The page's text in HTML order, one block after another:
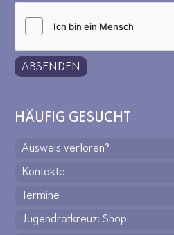
ABSENDEN
HÄUFIG GESUCHT
Ausweis verloren?
Kontakte
Termine
Jugendrotkreuz: Shop